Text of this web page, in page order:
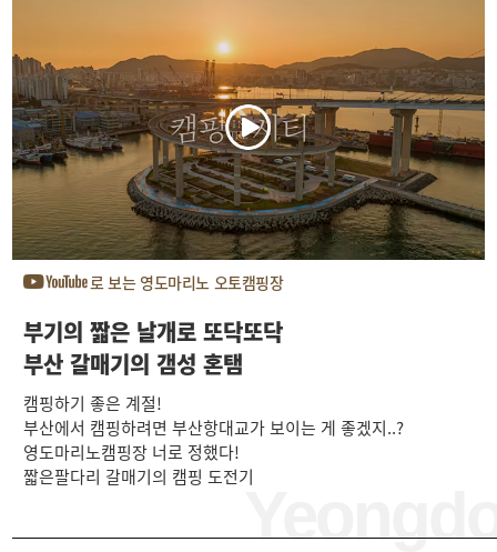
로 보는 영도마리노 오토캠핑장
부기의 짧은 날개로 또닥또닥
부산 갈매기의 갬성 혼탬
캠핑하기 좋은 계절!
부산에서 캠핑하려면 부산항대교가 보이는 게 좋겠지..?
영도마리노캠핑장 너로 정했다!
짧은팔다리 갈매기의 캠핑 도전기